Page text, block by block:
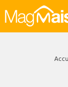
Mag
Maison